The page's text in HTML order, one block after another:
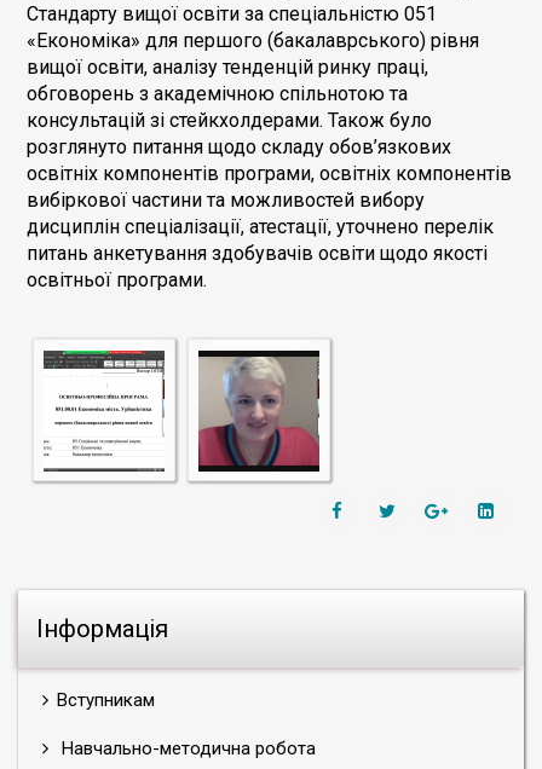
Інформація
Вступникам
Навчально-методична робота
Стандарту вищої освіти за спеціальністю 051
«Економіка» для першого (бакалаврського) рівня
вищої освіти, аналізу тенденцій ринку праці,
обговорень з академічною спільнотою та
консультацій зі стейкхолдерами. Також було
розглянуто питання щодо складу обов’язкових
освітніх компонентів програми, освітніх компонентів
вибіркової частини та можливостей вибору
дисциплін спеціалізації, атестації, уточнено перелік
питань анкетування здобувачів освіти щодо якості
освітньої програми.